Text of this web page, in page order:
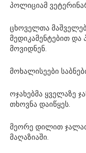
პოლიციამ
ცხოველთა
მედიკამენტებით
მოვიდნენ.
მოხალისეები
ოჯახებმა ყველაზე
თხოვნა დაიწყეს.
მეორე დილით
მაღაზიაში.